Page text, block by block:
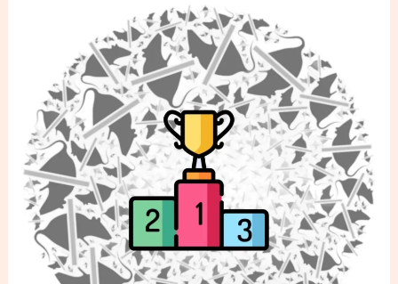
l’Efficacité
Dératisation:
Guide
Complet